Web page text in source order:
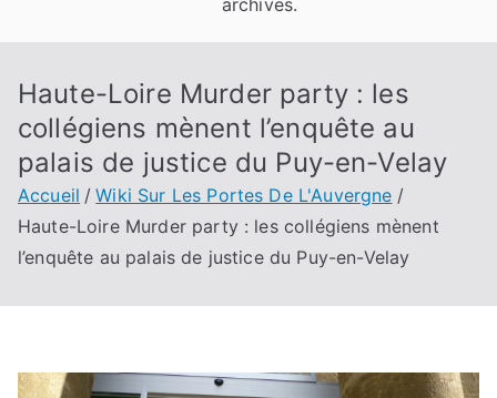
archives.
Haute-Loire Murder party : les
collégiens mènent l’enquête au
palais de justice du Puy-en-Velay
Accueil
Wiki Sur Les Portes De L'Auvergne
Haute-Loire Murder party : les collégiens mènent
l’enquête au palais de justice du Puy-en-Velay